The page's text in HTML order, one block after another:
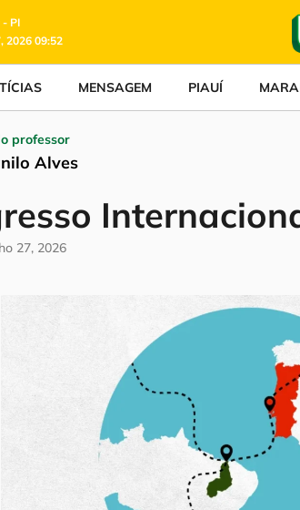
- PI
2026 09:52
MENSAGEM PIAUÍ
professor
Alves
27, 2026